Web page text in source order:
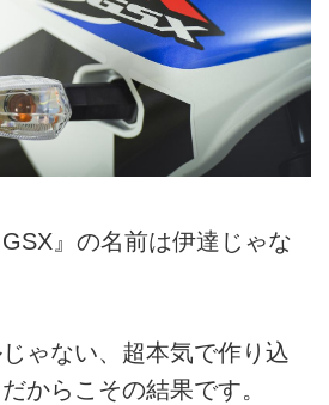
』の名前は伊達じゃな
ゃない、超本気で作り込
からこその結果です。